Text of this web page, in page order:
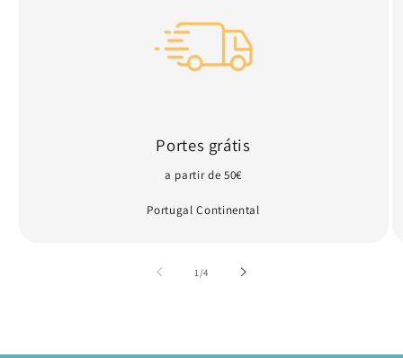
Portes grátis
a partir de 50€
Portugal Continental
1 /de
4